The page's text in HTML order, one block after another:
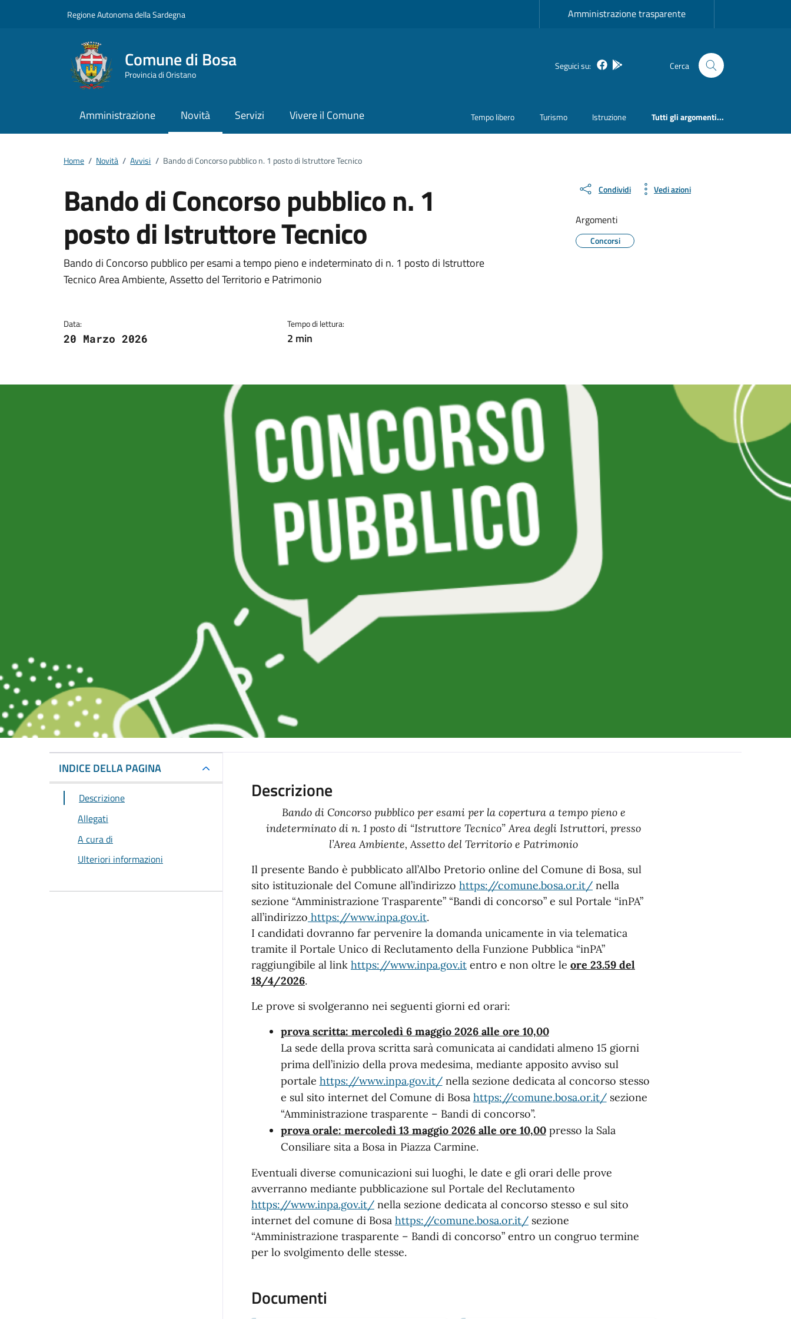
Regione Autonoma della Sardegna Amministrazione trasparente
Comune di Bosa
Provincia di Oristano
Seguici su: FacebookBosa inAppCerca
Amministrazione Novità Servizi Vivere il Comune Tempo libero Turismo Istruzione Tutti gli argomenti...
Home / Novità / Avvisi / Bando di Concorso pubblico n. 1 posto di Istruttore Tecnico
Bando di Concorso pubblico n. 1
posto di Istruttore Tecnico
Dettagli della notizia
Bando di Concorso pubblico per esami a tempo pieno e indeterminato di n. 1 posto di Istruttore
Tecnico Area Ambiente, Assetto del Territorio e Patrimonio
Data:
20 Marzo 2026
Tempo di lettura:
2 min
Condividi Vedi azioni
Argomenti
Concorsi
INDICE DELLA PAGINA
Descrizione
Allegati
A cura di
Ulteriori informazioni
Descrizione
Bando di Concorso pubblico per esami per la copertura a tempo pieno e
indeterminato di n. 1 posto di “Istruttore Tecnico” Area degli Istruttori, presso
l’Area Ambiente, Assetto del Territorio e Patrimonio
Il presente Bando è pubblicato all’Albo Pretorio online del Comune di Bosa, sul
sito istituzionale del Comune all’indirizzo https://comune.bosa.or.it/ nella
sezione “Amministrazione Trasparente” “Bandi di concorso” e sul Portale “inPA”
all’indirizzo https://www.inpa.gov.it.
I candidati dovranno far pervenire la domanda unicamente in via telematica
tramite il Portale Unico di Reclutamento della Funzione Pubblica “inPA”
raggiungibile al link https://www.inpa.gov.it entro e non oltre le ore 23.59 del
18/4/2026.
Le prove si svolgeranno nei seguenti giorni ed orari:
prova scritta: mercoledì 6 maggio 2026 alle ore 10,00
La sede della prova scritta sarà comunicata ai candidati almeno 15 giorni
prima dell’inizio della prova medesima, mediante apposito avviso sul
portale https://www.inpa.gov.it/nella sezione dedicata al concorso stesso
e sul sito internet del Comune di Bosa https://comune.bosa.or.it/sezione
“Amministrazione trasparente – Bandi di concorso”.
prova orale: mercoledì 13 maggio 2026 alle ore 10,00presso la Sala
Consiliare sita a Bosa in Piazza Carmine.
Eventuali diverse comunicazioni sui luoghi, le date e gli orari delle prove
avverranno mediante pubblicazione sul Portale del Reclutamento
https://www.inpa.gov.it/ nella sezione dedicata al concorso stesso e sul sito
internet del comune di Bosa https://comune.bosa.or.it/ sezione
“Amministrazione trasparente – Bandi di concorso” entro un congruo termine
per lo svolgimento delle stesse.
Documenti